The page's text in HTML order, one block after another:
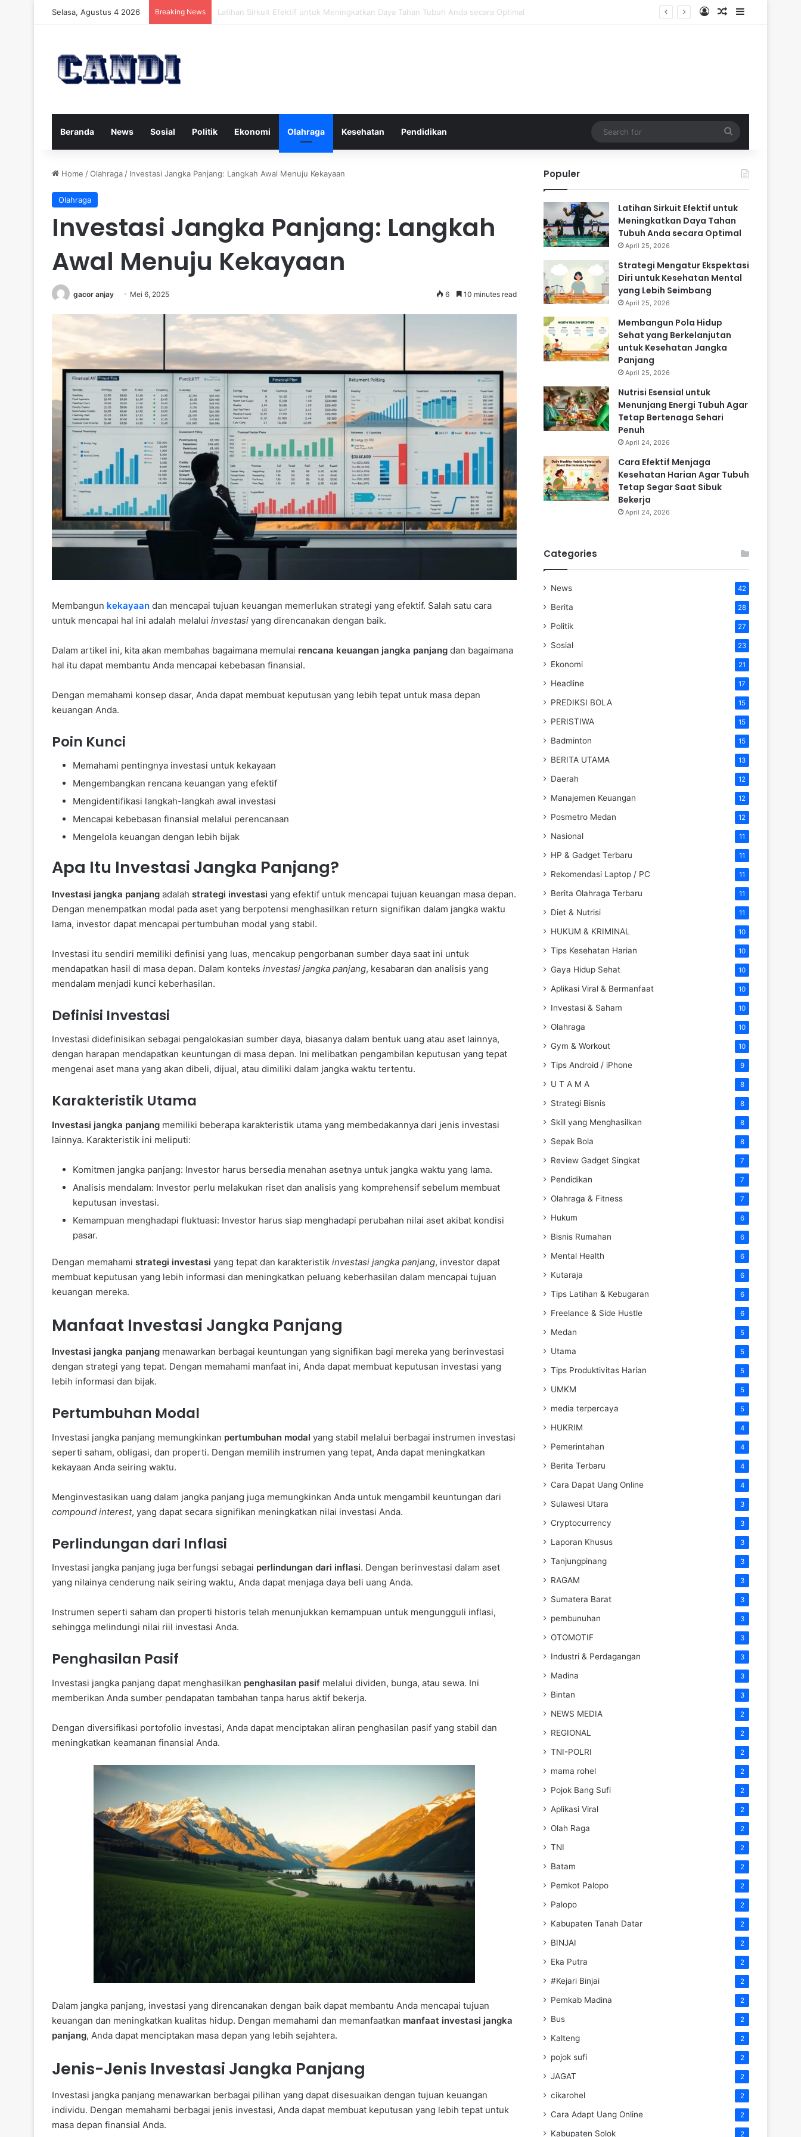
Selasa, Agustus 4 2026 Breaking News Strategi Mengatur Ekspektasi Diri untuk Kesehatan Mental yang Lebih Seimbang Log InRandom Article
Sidebar
Beranda News Sosial Politik Ekonomi Olahraga Kesehatan Pendidikan
for
Home /Olahraga / Investasi Jangka Panjang: Langkah Awal Menuju Kekayaan
Olahraga
Investasi Jangka Panjang: Langkah
Awal Menuju Kekayaan
gacor anjay Mei 6, 2025 6 10 minutes read
Membangun kekayaan dan mencapai tujuan keuangan memerlukan strategi yang efektif. Salah satu cara
untuk mencapai hal ini adalah melalui investasi yang direncanakan dengan baik.
Dalam artikel ini, kita akan membahas bagaimana memulai rencana keuangan jangka panjang dan bagaimana
hal itu dapat membantu Anda mencapai kebebasan finansial.
Dengan memahami konsep dasar, Anda dapat membuat keputusan yang lebih tepat untuk masa depan
keuangan Anda.
Poin Kunci
Memahami pentingnya investasi untuk kekayaan
Mengembangkan rencana keuangan yang efektif
Mengidentifikasi langkah-langkah awal investasi
Mencapai kebebasan finansial melalui perencanaan
Mengelola keuangan dengan lebih bijak
Apa Itu Investasi Jangka Panjang?
Investasi jangka panjang adalah strategi investasi yang efektif untuk mencapai tujuan keuangan masa depan.
Dengan menempatkan modal pada aset yang berpotensi menghasilkan return signifikan dalam jangka waktu
lama, investor dapat mencapai pertumbuhan modal yang stabil.
Investasi itu sendiri memiliki definisi yang luas, mencakup pengorbanan sumber daya saat ini untuk
mendapatkan hasil di masa depan. Dalam konteks investasi jangka panjang, kesabaran dan analisis yang
mendalam menjadi kunci keberhasilan.
Definisi Investasi
Investasi didefinisikan sebagai pengalokasian sumber daya, biasanya dalam bentuk uang atau aset lainnya,
dengan harapan mendapatkan keuntungan di masa depan. Ini melibatkan pengambilan keputusan yang tepat
mengenai aset mana yang akan dibeli, dijual, atau dimiliki dalam jangka waktu tertentu.
Karakteristik Utama
Investasi jangka panjang memiliki beberapa karakteristik utama yang membedakannya dari jenis investasi
lainnya. Karakteristik ini meliputi:
Komitmen jangka panjang: Investor harus bersedia menahan asetnya untuk jangka waktu yang lama.
Analisis mendalam: Investor perlu melakukan riset dan analisis yang komprehensif sebelum membuat
keputusan investasi.
Kemampuan menghadapi fluktuasi: Investor harus siap menghadapi perubahan nilai aset akibat kondisi
pasar.
Dengan memahami strategi investasi yang tepat dan karakteristik investasi jangka panjang, investor dapat
membuat keputusan yang lebih informasi dan meningkatkan peluang keberhasilan dalam mencapai tujuan
keuangan mereka.
Manfaat Investasi Jangka Panjang
Investasi jangka panjang menawarkan berbagai keuntungan yang signifikan bagi mereka yang berinvestasi
dengan strategi yang tepat. Dengan memahami manfaat ini, Anda dapat membuat keputusan investasi yang
lebih informasi dan bijak.
Pertumbuhan Modal
Investasi jangka panjang memungkinkan pertumbuhan modal yang stabil melalui berbagai instrumen investasi
seperti saham, obligasi, dan properti. Dengan memilih instrumen yang tepat, Anda dapat meningkatkan
kekayaan Anda seiring waktu.
Menginvestasikan uang dalam jangka panjang juga memungkinkan Anda untuk mengambil keuntungan dari
compound interest, yang dapat secara signifikan meningkatkan nilai investasi Anda.
Perlindungan dari Inflasi
Investasi jangka panjang juga berfungsi sebagai perlindungan dari inflasi. Dengan berinvestasi dalam aset
yang nilainya cenderung naik seiring waktu, Anda dapat menjaga daya beli uang Anda.
Instrumen seperti saham dan properti historis telah menunjukkan kemampuan untuk mengungguli inflasi,
sehingga melindungi nilai riil investasi Anda.
Penghasilan Pasif
Investasi jangka panjang dapat menghasilkan penghasilan pasif melalui dividen, bunga, atau sewa. Ini
memberikan Anda sumber pendapatan tambahan tanpa harus aktif bekerja.
Dengan diversifikasi portofolio investasi, Anda dapat menciptakan aliran penghasilan pasif yang stabil dan
meningkatkan keamanan finansial Anda.
Dalam jangka panjang, investasi yang direncanakan dengan baik dapat membantu Anda mencapai tujuan
keuangan dan meningkatkan kualitas hidup. Dengan memahami dan memanfaatkan manfaat investasi jangka
panjang, Anda dapat menciptakan masa depan yang lebih sejahtera.
Jenis-Jenis Investasi Jangka Panjang
Investasi jangka panjang menawarkan berbagai pilihan yang dapat disesuaikan dengan tujuan keuangan
individu. Dengan memahami berbagai jenis investasi, Anda dapat membuat keputusan yang lebih tepat untuk
masa depan finansial Anda.
Populer
Latihan Sirkuit Efektif untuk
Meningkatkan Daya Tahan
Tubuh Anda secara Optimal
April 25, 2026
Strategi Mengatur Ekspektasi
Diri untuk Kesehatan Mental
yang Lebih Seimbang
April 25, 2026
Membangun Pola Hidup
Sehat yang Berkelanjutan
untuk Kesehatan Jangka
Panjang
April 25, 2026
Nutrisi Esensial untuk
Menunjang Energi Tubuh Agar
Tetap Bertenaga Sehari
Penuh
April 24, 2026
Cara Efektif Menjaga
Kesehatan Harian Agar Tubuh
Tetap Segar Saat Sibuk
Bekerja
April 24, 2026
Categories
News 42
Berita 28
Politik 27
Sosial 23
Ekonomi 21
Headline 17
PREDIKSI BOLA 15
PERISTIWA 15
Badminton 15
BERITA UTAMA 13
Daerah 12
Manajemen Keuangan 12
Posmetro Medan 12
Nasional 11
HP & Gadget Terbaru 11
Rekomendasi Laptop / PC 11
Berita Olahraga Terbaru 11
Diet & Nutrisi 11
HUKUM & KRIMINAL 10
Tips Kesehatan Harian 10
Gaya Hidup Sehat 10
Aplikasi Viral & Bermanfaat 10
Investasi & Saham 10
Olahraga 10
Gym & Workout 10
Tips Android / iPhone 9
U T A M A 8
Strategi Bisnis 8
Skill yang Menghasilkan 8
Sepak Bola 8
Review Gadget Singkat 7
Pendidikan 7
Olahraga & Fitness 7
Hukum 6
Bisnis Rumahan 6
Mental Health 6
Kutaraja 6
Tips Latihan & Kebugaran 6
Freelance & Side Hustle 6
Medan 5
Utama 5
Tips Produktivitas Harian 5
UMKM 5
media terpercaya 5
HUKRIM 4
Pemerintahan 4
Berita Terbaru 4
Cara Dapat Uang Online 4
Sulawesi Utara 3
Cryptocurrency 3
Laporan Khusus 3
Tanjungpinang 3
RAGAM 3
Sumatera Barat 3
pembunuhan 3
OTOMOTIF 3
Industri & Perdagangan 3
Madina 3
Bintan 3
NEWS MEDIA 2
REGIONAL 2
TNI-POLRI 2
mama rohel 2
Pojok Bang Sufi 2
Aplikasi Viral 2
Olah Raga 2
TNI 2
Batam 2
Pemkot Palopo 2
Palopo 2
Kabupaten Tanah Datar 2
BINJAI 2
Eka Putra 2
#Kejari Binjai 2
Pemkab Madina 2
Bus 2
Kalteng 2
pojok sufi 2
JAGAT 2
cikarohel 2
Cara Adapt Uang Online 2
Kabupaten Solok 2